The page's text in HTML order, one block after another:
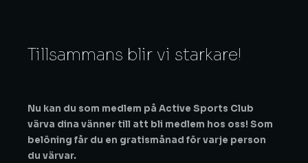
Tillsammans blir vi starkare!
Nu kan du som medlem på Active Sports Club
värva dina vänner till att bli medlem hos oss! Som
belöning får du en gratismånad för varje person
du värvar.